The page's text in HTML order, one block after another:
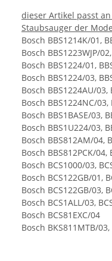
dieser Artikel passt
Staubsauger der
Bosch BBS1214K/01,
Bosch BBS1223WJP/
Bosch BBS1224/01,
Bosch BBS1224/03,
Bosch BBS1224AU/03,
Bosch BBS1224NC/03,
Bosch BBS1BASE/03,
Bosch BBS1U224/03,
Bosch BBS812AM/04,
Bosch BBS812PCK/04,
Bosch BCS1000/03,
Bosch BCS122GB/01,
Bosch BCS122GB/03,
Bosch BCS1ALL/03,
Bosch BCS81EXC/04
Bosch BKS811MTB/